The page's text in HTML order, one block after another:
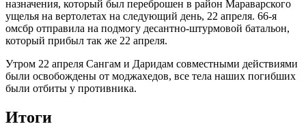
назначения, который был переброшен в район Мараварского
ущелья на вертолетах на следующий день, 22 апреля. 66-я
омсбр отправила на подмогу десантно-штурмовой батальон,
который прибыл так же 22 апреля.
Утром 22 апреля Сангам и Даридам совместными действиями
были освобождены от моджахедов, все тела наших погибших
были отбиты у противника.
Итоги